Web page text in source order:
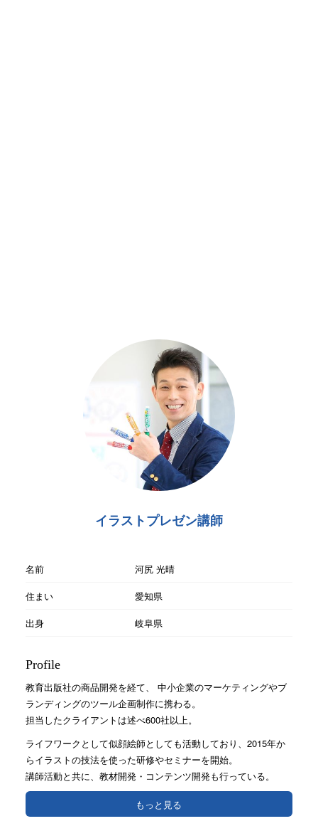
イラストプレゼン講師
名前
河尻 光晴
住まい
愛知県
出身
岐阜県
Profile
教育出版社の商品開発を経て、 中小企業のマーケティングやブ
ランディングのツール企画制作に携わる。
担当したクライアントは述べ600社以上。
ライフワークとして似顔絵師としても活動しており、2015年か
らイラストの技法を使った研修やセミナーを開始。
講師活動と共に、教材開発・コンテンツ開発も行っている。
もっと見る